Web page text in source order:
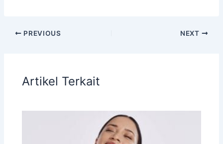
PREVIOUS NEXT
Artikel Terkait